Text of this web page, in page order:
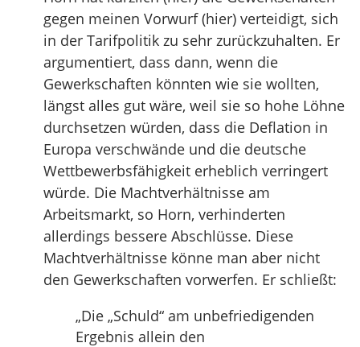
gegen meinen Vorwurf (hier) verteidigt, sich
in der Tarifpolitik zu sehr zurückzuhalten. Er
argumentiert, dass dann, wenn die
Gewerkschaften könnten wie sie wollten,
längst alles gut wäre, weil sie so hohe Löhne
durchsetzen würden, dass die Deflation in
Europa verschwände und die deutsche
Wettbewerbsfähigkeit erheblich verringert
würde. Die Machtverhältnisse am
Arbeitsmarkt, so Horn, verhinderten
allerdings bessere Abschlüsse. Diese
Machtverhältnisse könne man aber nicht
den Gewerkschaften vorwerfen. Er schließt:
„Die „Schuld“ am unbefriedigenden
Ergebnis allein den